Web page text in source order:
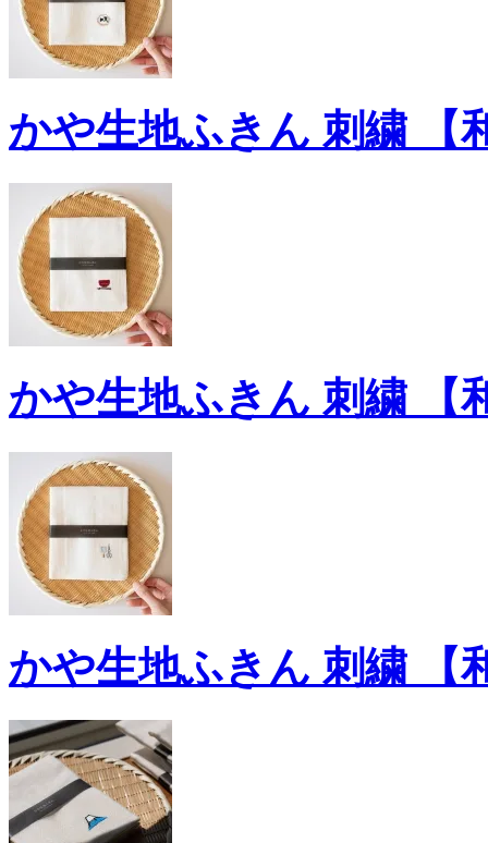
かや生地ふきん 刺繍 【
かや生地ふきん 刺繍 【
かや生地ふきん 刺繍 【